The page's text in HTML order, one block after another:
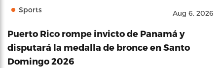
Sports Aug 6, 2026
Puerto Rico rompe invicto de Panamá y
disputará la medalla de bronce en Santo
Domingo 2026